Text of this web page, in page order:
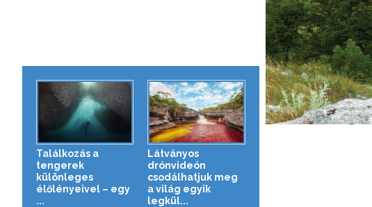
Találkozás a
tengerek
különleges
élőlényeivel – egy
...
Látványos
drónvideón
csodálhatjuk meg
a világ egyik
legkül...